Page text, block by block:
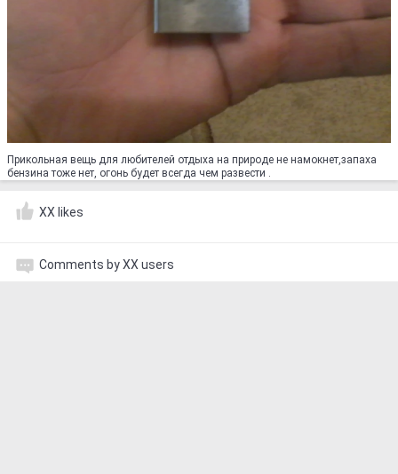
Прикольная вещь для любителей отдыха на природе не намокнет,запаха
бензина тоже нет, огонь будет всегда чем развести .
XX likes
Comments by XX users